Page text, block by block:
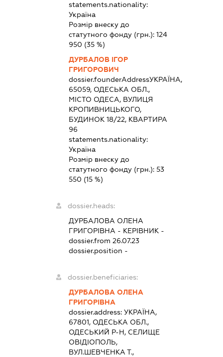
statements.nationality:
Україна
Розмір внеску до
статутного фонду (грн.):124
950 (35 %)
ДУРБАЛОВ ІГОР
ГРИГОРОВИЧ
dossier.founderAddressУКРАЇНА,
65059, ОДЕСЬКА ОБЛ.,
МІСТО ОДЕСА, ВУЛИЦЯ
КРОПИВНИЦЬКОГО,
БУДИНОК 18/22, КВАРТИРА
96
statements.nationality:
Україна
Розмір внеску до
статутного фонду (грн.):53
550 (15 %)
dossier.heads:
ДУРБАЛОВА ОЛЕНА
ГРИГОРІВНА - КЕРІВНИК -
dossier.from 26.07.23
dossier.position -
dossier.beneficiaries:
ДУРБАЛОВА ОЛЕНА
ГРИГОРІВНА
dossier.address:УКРАЇНА,
67801, ОДЕСЬКА ОБЛ.,
ОДЕСЬКИЙ Р-Н, СЕЛИЩЕ
ОВІДІОПОЛЬ,
ВУЛ.ШЕВЧЕНКА Т.,